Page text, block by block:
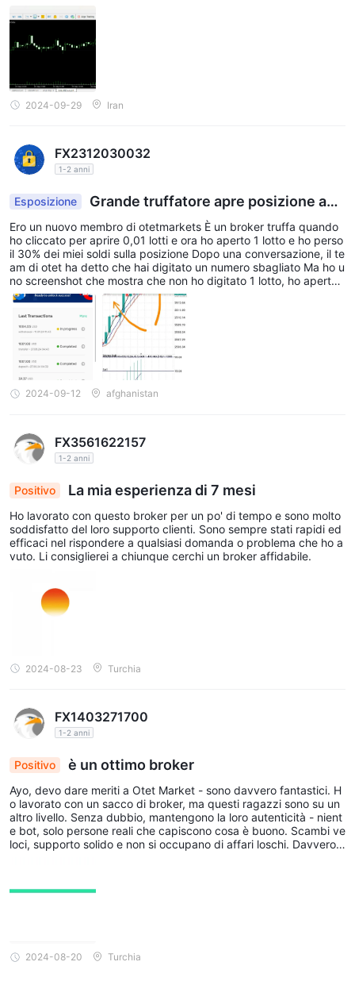
e penso di aver finalmente trovato il mio broker preferito.
2024-09-29 Iran
FX2312030032
1-2 anni
Esposizione
Grande truffatore apre posizione aut
omatica e....
Ero un nuovo membro di otetmarkets È un broker truffa quando
ho cliccato per aprire 0,01 lotti e ora ho aperto 1 lotto e ho perso
il 30% dei miei soldi sulla posizione Dopo una conversazione, il te
am di otet ha detto che hai digitato un numero sbagliato Ma ho u
no screenshot che mostra che non ho digitato 1 lotto, ho aperto
solo 0,01 lotti E ora non posso prelevare i miei soldi, ho aperto un
ticket con il team di otet che ha detto che dopo 24 ore lo comple
teranno E ora sono passate 30 ore, ma dicono di aspettare...
2024-09-12 afghanistan
FX3561622157
1-2 anni
Positivo La mia esperienza di 7 mesi
Ho lavorato con questo broker per un po' di tempo e sono molto
soddisfatto del loro supporto clienti. Sono sempre stati rapidi ed
efficaci nel rispondere a qualsiasi domanda o problema che ho a
vuto. Li consiglierei a chiunque cerchi un broker affidabile.
2024-08-23 Turchia
FX1403271700
1-2 anni
Positivo è un ottimo broker
Ayo, devo dare meriti a Otet Market - sono davvero fantastici. H
o lavorato con un sacco di broker, ma questi ragazzi sono su un
altro livello. Senza dubbio, mantengono la loro autenticità - nient
e bot, solo persone reali che capiscono cosa è buono. Scambi ve
loci, supporto solido e non si occupano di affari loschi. Davvero,
2024-08-20 Turchia